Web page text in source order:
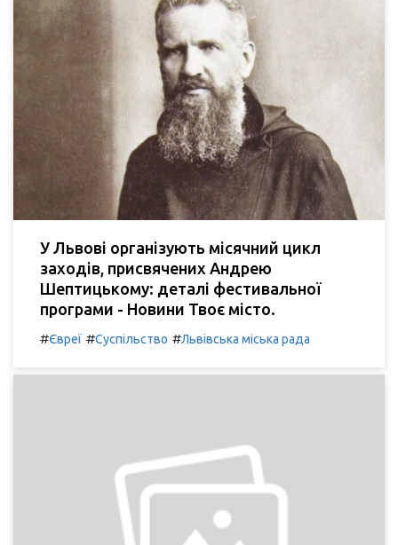
У Львові організують місячний цикл
заходів, присвячених Андрею
Шептицькому: деталі фестивальної
програми - Новини Твоє місто.
#Євреї #Суспільство #Львівська міська рада